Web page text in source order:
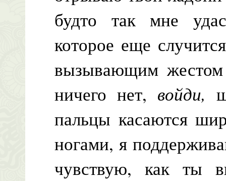
будто так мне
которое еще
вызывающим жестом
ничего нет, войди,
пальцы касаются
ногами, я
чувствую, как ты